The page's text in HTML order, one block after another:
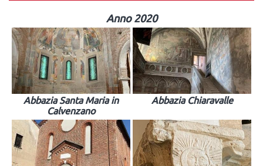
Anno 2020
Abbazia Santa Maria in
Calvenzano
Abbazia Chiaravalle